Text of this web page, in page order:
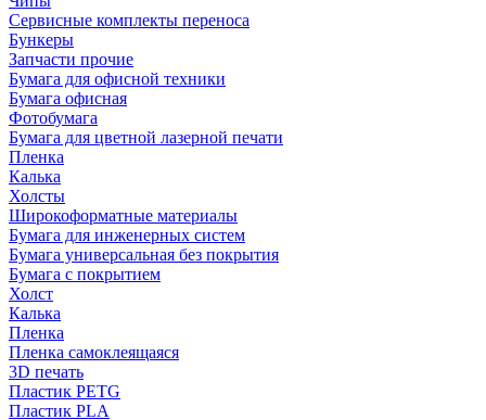
Сервисные комплекты переноса
Бункеры
Запчасти прочие
Бумага для офисной техники
Бумага офисная
Фотобумага
Бумага для цветной лазерной печати
Пленка
Калька
Холсты
Широкоформатные материалы
Бумага для инженерных систем
Бумага универсальная без покрытия
Бумага с покрытием
Холст
Калька
Пленка
Пленка самоклеящаяся
3D печать
Пластик PETG
Пластик PLA